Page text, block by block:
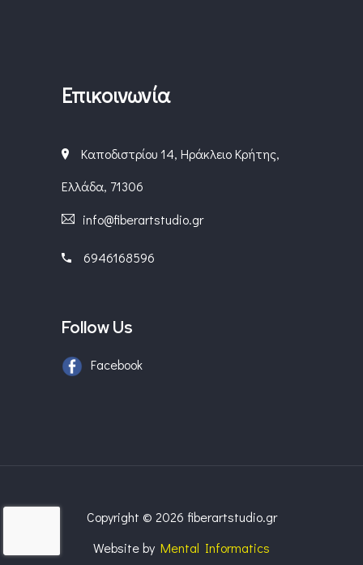
Επικοινωνία
Καποδιστρίου 14, Ηράκλειο Κρήτης,
Ελλάδα, 71306
info@fiberartstudio.gr
6946168596
Follow Us
Facebook
Copyright © 2026 fiberartstudio.gr
Website by Mental Informatics